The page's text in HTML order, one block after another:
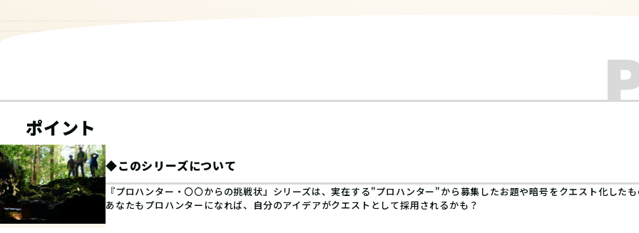
ポイント
◆このシリーズについて
『プロハンター・〇〇からの挑戦状』シリーズは、実在する"プロハンター"から募集したお題や暗号をクエスト化した
あなたもプロハンターになれば、自分のアイデアがクエストとして採用されるかも？